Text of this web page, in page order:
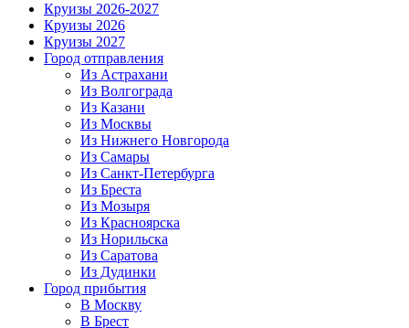
Круизы 2026-2027
Круизы 2026
Круизы 2027
Город отправления
Из Астрахани
Из Волгограда
Из Казани
Из Москвы
Из Нижнего Новгорода
Из Самары
Из Санкт-Петербурга
Из Бреста
Из Мозыря
Из Красноярска
Из Норильска
Из Саратова
Из Дудинки
Город прибытия
В Москву
В Брест